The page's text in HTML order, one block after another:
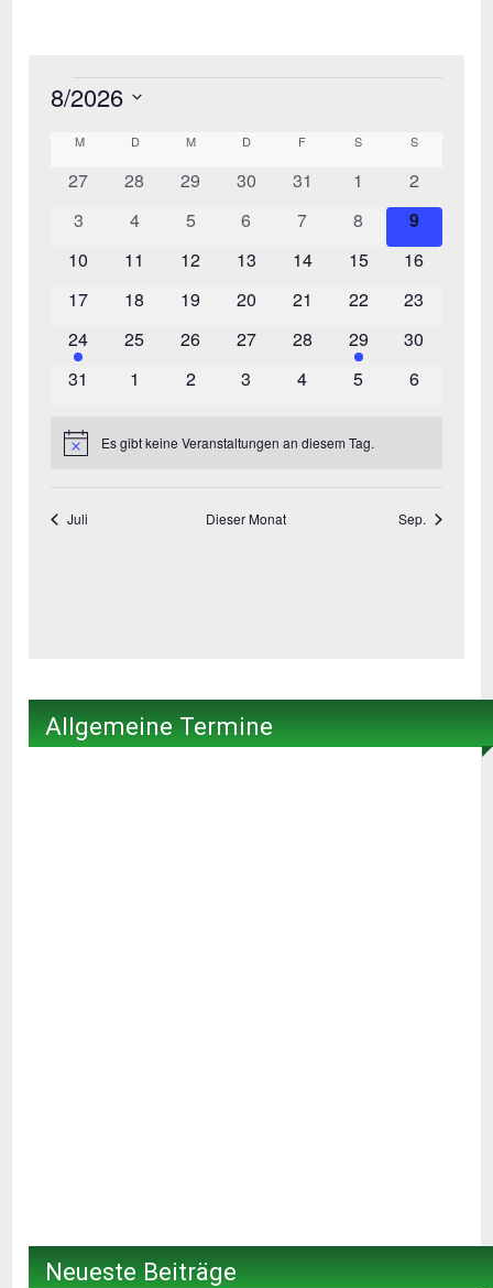
Allgemeine Termine
Neueste Beiträge